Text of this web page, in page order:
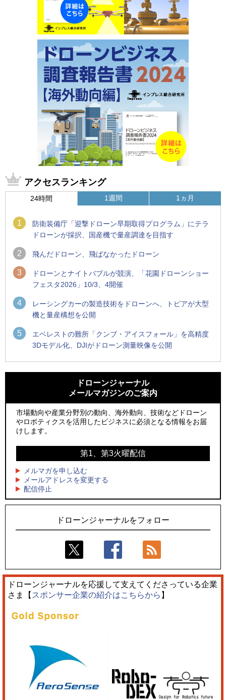
アクセスランキング
24時間
1
防衛装備庁「迎撃ドローン早期取得プログラム」にテラ
ドローンが採択、国産機で量産調達を目指す
2 飛んだドローン、飛ばなかったドローン
3
ドローンとナイトバブルが競演、「花園ドローンショー
フェスタ2026」10/3、4開催
4
レーシングカーの製造技術をドローンへ、トピアが大型
機と量産構想を公開
5
エベレストの難所「クンブ・アイスフォール」を高精度
3Dモデル化、DJIがドローン測量映像を公開
1週間
ン」とドローンショーによる新演出を実施
防衛装備庁「迎撃ドローン早期取得プログラム」にテラドロ
ーンが採択、国産機で量産調達を目指す
レッドクリフ、足利花火大会で映画『スパイダーマン』や
ドローンとナイトバブルが競演、「花園ドローンショーフェ
スタ2026」10/3、4開催
飛んだドローン、飛ばなかったドローン
1ヵ月
ン」とドローンショーによる新演出を実施
国産AUVを社会実装へ、スタートアップ「BlueArch株式会
社」設立
防衛装備庁「迎撃ドローン早期取得プログラム」にテラドロ
サザンビーチちがさき花火大会で「復活の花火」打ち上げ、
キリンビールがライブ中継と連動した支援企画
ロボデックス、2時間超の飛行を目指す新型水素燃料電池ドロ
ーンを公開
ドローンジャーナル
メールマガジンのご案内
市場動向や産業分野別の動向、海外動向、技術などドローン
やロボティクスを活用したビジネスに必須となる情報をお届
けします。
第1、第3火曜配信
メルマガを申し込む
メールアドレスを変更する
配信停止
ドローンジャーナルをフォロー
ドローンジャーナルを応援して支えてくださっている企業
さま【 スポンサー企業の紹介はこちらから 】